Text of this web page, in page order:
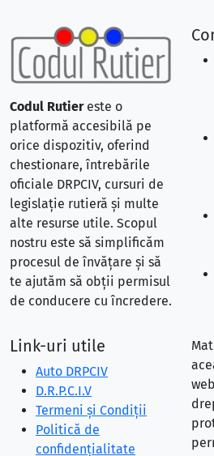
Codul Rutiereste o
platformă accesibilă pe
orice dispozitiv, oferind
chestionare, întrebările
oficiale DRPCIV, cursuri de
legislație rutieră și multe
alte resurse utile. Scopul
nostru este să simplificăm
procesul de învățare și să
te ajutăm să obții permisul
de conducere cu încredere.
Link-uri utile
Auto DRPCIV
D.R.P.C.I.V
Termeni și Condiții
Politică de
confidențialitate